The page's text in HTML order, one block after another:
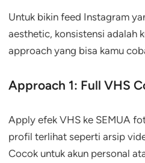
Untuk bikin feed Instagram
aesthetic, konsistensi adalah
approach yang bisa kamu
Approach 1: Full VHS
Apply efek VHS ke SEMUA
profil terlihat seperti arsip
Cocok untuk akun personal